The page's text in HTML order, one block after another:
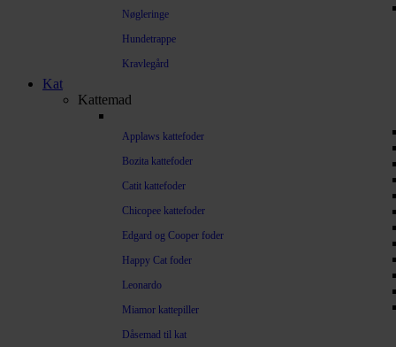
Nøgleringe
Hundetrappe
Kravlegård
Kat
Kattemad
Applaws kattefoder
Bozita kattefoder
Catit kattefoder
Chicopee kattefoder
Edgard og Cooper foder
Happy Cat foder
Leonardo
Miamor kattepiller
Dåsemad til kat